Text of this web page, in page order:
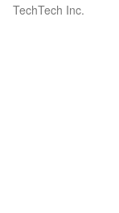
TechTech Inc.